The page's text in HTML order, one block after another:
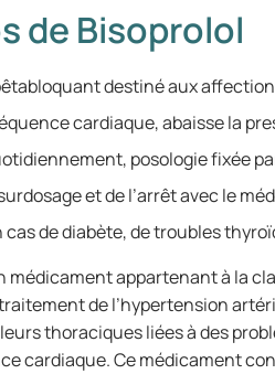
de Bisoprolol
destiné aux
cardiaque, abaisse la
posologie fixée
et de l’arrêt avec le
cas de diabète, de troubles
médicament appartenant à la
de l’hypertension
thoraciques liées à des
cardiaque. Ce médicament